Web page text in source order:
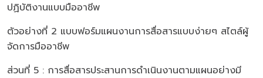
ปฏิบัติงานแบบมืออาชีพ
ตัวอย่างที่ 2 แบบฟอร์มแผนงานการสื่อสารแบบง่ายๆ สไตล์ผู้
จัดการมืออาชีพ
ส่วนที่ 5 : การสื่อสารประสานการดำเนินงานตามแผนอย่างมี